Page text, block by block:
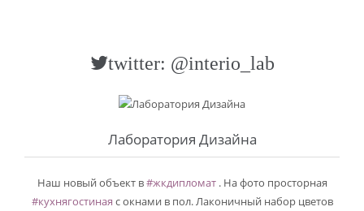
twitter: @interio_lab
Лаборатория Дизайна
Наш новый объект в#жкдипломат. На фото просторная
#кухнягостиная с окнами в пол. Лаконичный набор цветов